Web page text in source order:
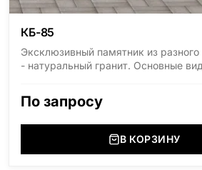
КБ-85
Эксклюзивный памятник из
- натуральный гранит. Основные
(Украина, Житомерская область),
(Украина, Житомерская область),
(Россия, Карелия), Амфиболит
По запросу
В КОРЗИНУ